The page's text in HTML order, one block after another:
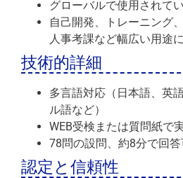
グローバルで使用されて
自己開発、トレーニング
人事考課など幅広い用途
技術的詳細
多言語対応（日本語、英
ル語など）
WEB受検または質問紙で
78問の設問、約8分で回
認定と信頼性